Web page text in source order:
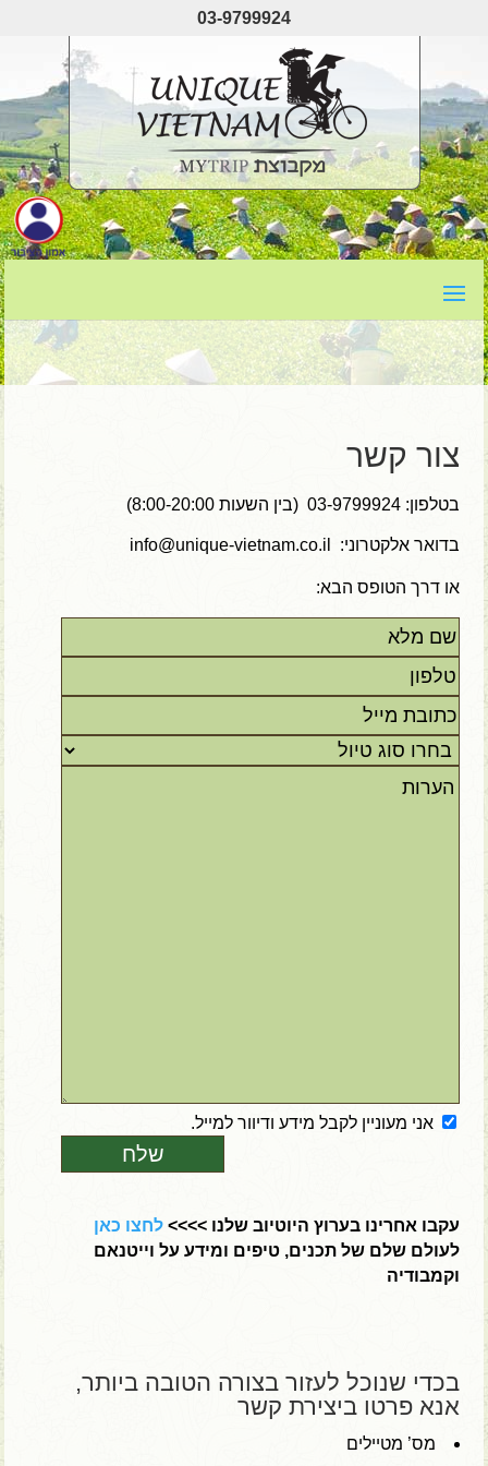
03-9799924
צור קשר
בטלפון:03-9799924 (בין השעות 8:00-20:00)
בדואר אלקטרוני: info@unique-vietnam.co.il
או דרך הטופס הבא:
אני מעוניין לקבל מידע ודיוור למייל.
עקבו אחרינו בערוץ היוטיוב שלנו >>>>לחצו כאן
לעולם שלם של תכנים, טיפים ומידע על וייטנאם
וקמבודיה
בכדי שנוכל לעזור בצורה הטובה ביותר,
אנא פרטו ביצירת קשר
מס’ מטיילים